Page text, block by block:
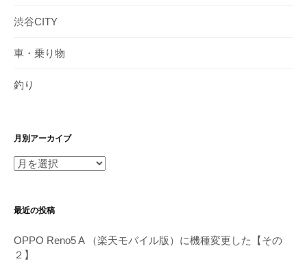
渋谷CITY
車・乗り物
釣り
月別アーカイブ
月
ー
イ
ブ
最近の投稿
OPPO Reno5 A （楽天モバイル版）に機種変更した【その
２】